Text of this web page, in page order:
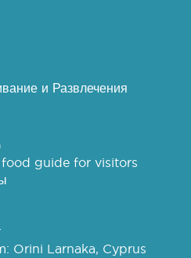
и Развлечения
guide for visitors
Orini Larnaka, Cyprus